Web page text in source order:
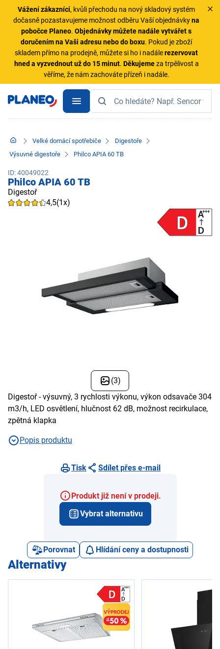
Vážení zákazníci, kvůli přechodu na nový skladový systém
dočasně pozastavujeme možnost odběru Vaší objednávkyna
pobočce Planeo.Objednávky můžete nadále vytvářet s
doručením na Vaši adresu nebo do boxu. Pokud je zboží
skladem přímo na prodejně, můžete si ho i nadálerezervovat
hned a vyzvednout už do 15 minut. Děkujemeza trpělivost a
věříme, že nám zachováte přízeň i nadále.
Velké domácí spotřebiče
Digestoře
Výsuvné digestoře
Philco APIA 60 TB
ID: 40049022
Philco APIA 60 TB
Digestoř
4,5(1x)
(3)
Digestoř - výsuvný, 3 rychlosti výkonu, výkon odsavače 304
m3/h, LED osvětlení, hlučnost 62 dB, možnost recirkulace,
zpětná klapka
Popis produktu
Tisk Sdílet přes e-mail
Produkt již není v prodeji.
Vybrat alternativu
Porovnat Hlídání ceny a dostupnosti
Alternativy